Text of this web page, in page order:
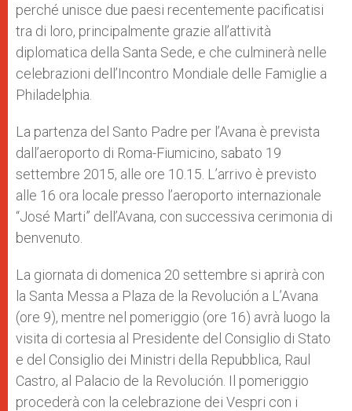
perché unisce due paesi recentemente pacificatisi
tra di loro, principalmente grazie all’attività
diplomatica della Santa Sede, e che culminerà nelle
celebrazioni dell’Incontro Mondiale delle Famiglie a
Philadelphia.
La partenza del Santo Padre per l’Avana è prevista
dall’aeroporto di Roma-Fiumicino, sabato 19
settembre 2015, alle ore 10.15. L’arrivo è previsto
alle 16 ora locale presso l’aeroporto internazionale
“José Marti” dell’Avana, con successiva cerimonia di
benvenuto.
La giornata di domenica 20 settembre si aprirà con
la Santa Messa a Plaza de la Revolución a L’Avana
(ore 9), mentre nel pomeriggio (ore 16) avrà luogo la
visita di cortesia al Presidente del Consiglio di Stato
e del Consiglio dei Ministri della Repubblica, Raul
Castro, al Palacio de la Revolución. Il pomeriggio
procederà con la celebrazione dei Vespri con i